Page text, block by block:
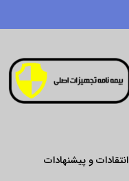
انتقادات و پیشنهادات